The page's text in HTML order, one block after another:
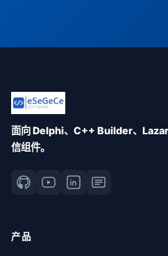
面向 Delphi、C++ Builder、
信组件。
产品